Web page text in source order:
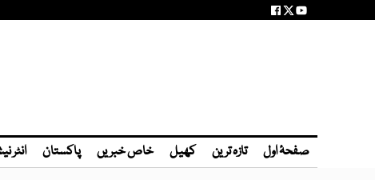
صفحۂ اول تازہ ترین کھیل خاص خبریں پاکستان انٹر